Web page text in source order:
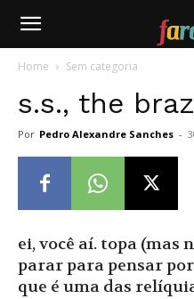
Farofafá
Home Sem categoria
s.s., the
Por Pedro Alexandre Sanches -
ei, você aí. topa (mas
parar para pensar
que é uma das